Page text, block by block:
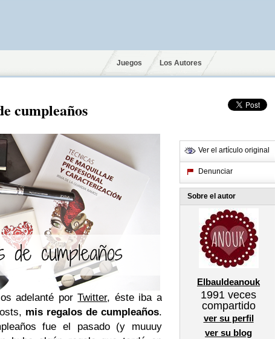
Juegos Los Autores
cumpleaños
adelanté porTwitter, éste iba a
mis regalos de cumpleaños.
fue el pasado (y muuuy
Ver el artículo original
Denunciar
Sobre el autor
Elbauldeanouk
1991 veces
compartido
ver su perfil
ver su blog